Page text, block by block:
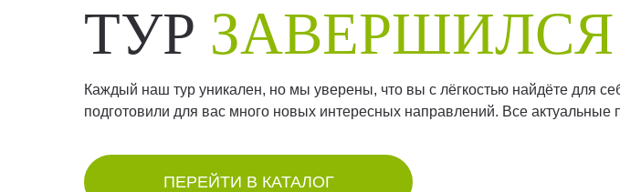
ТУР ЗАВЕРШИЛСЯ
Каждый наш тур уникален, но мы уверены, что вы с лёгкостью найдёте для
подготовили для вас много новых интересных направлений. Все
ПЕРЕЙТИ В КАТАЛОГ